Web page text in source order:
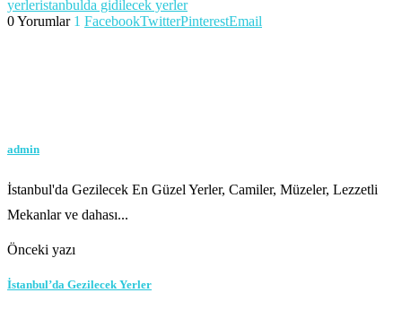
yerleristanbulda gidilecek yerler
0 Yorumlar 1 FacebookTwitterPinterestEmail
admin
İstanbul'da Gezilecek En Güzel Yerler, Camiler, Müzeler, Lezzetli
Mekanlar ve dahası...
Önceki yazı
İstanbul’da Gezilecek Yerler